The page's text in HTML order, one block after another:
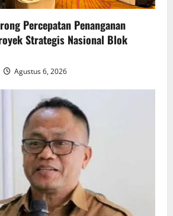
Percepatan Penanganan
Strategis Nasional Blok
Agustus 6, 2026